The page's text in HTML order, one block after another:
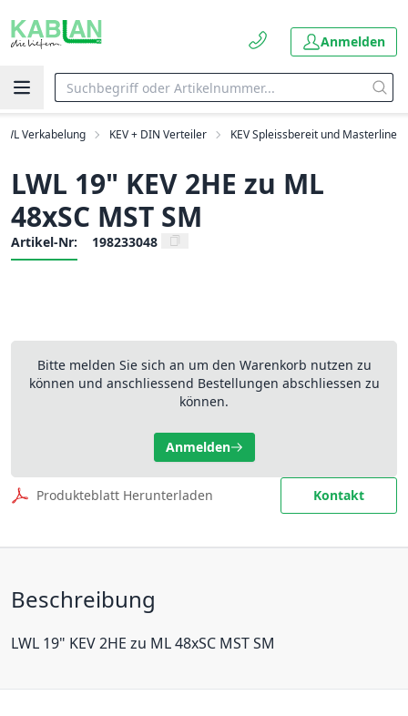
Anmelden
Verkabelung KEV + DIN Verteiler KEV Spleissbereit und Masterline
LWL 19" KEV 2HE zu ML
48xSC MST SM
Artikel-Nr: 198233048
Bitte melden Sie sich an um den Warenkorb nutzen zu
können und anschliessend Bestellungen abschliessen zu
können.
Anmelden
Produkteblatt Herunterladen Kontakt
Beschreibung
LWL 19" KEV 2HE zu ML 48xSC MST SM